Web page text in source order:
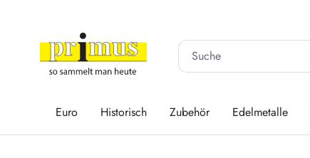
Euro Historisch Zubehör Edelmetalle